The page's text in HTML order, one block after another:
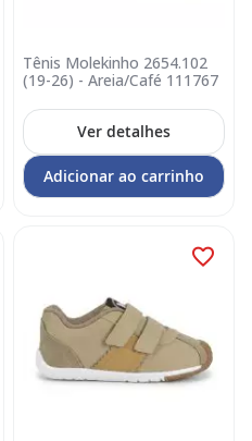
Tênis Molekinho 2654.102
(19-26) - Areia/Café 111767
Ver detalhes
Adicionar ao carrinho